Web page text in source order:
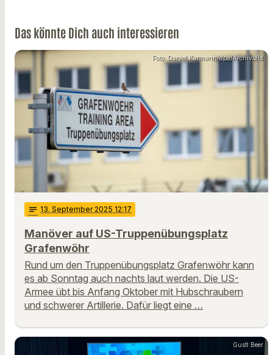
Das könnte Dich auch interessieren
Foto: Daniel Karmann/dpa/Archivbild
notes 13. September 2025 12:17
Manöver auf US-Truppenübungsplatz
Grafenwöhr
Rund um den Truppenübungsplatz Grafenwöhr kann
es ab Sonntag auch nachts laut werden. Die US-
Armee übt bis Anfang Oktober mit Hubschraubern
und schwerer Artillerie. Dafür liegt eine …
Gustl Beer